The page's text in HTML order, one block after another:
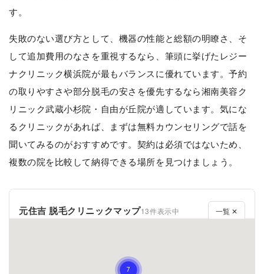
す。
失敗のない選び方として、機器の性能と総額の明瞭さ、そ
して追加費用のなさを重視するなら、筆頭に挙げたレジー
ナクリニック横浜院が最もバランスに優れています。予約
の取りやすさや部分脱毛の安さを優先するなら湘南美容ク
リニック武蔵小杉院・自由が丘院が適しています。気にな
るクリニックがあれば、まずは無料カウンセリングで話を
聞いてみるのがおすすめです。契約は必須ではないため、
複数の院を比較して納得できる場所を見つけましょう。
元住吉 脱毛クリニックマップ13件表示中 一覧 ✕